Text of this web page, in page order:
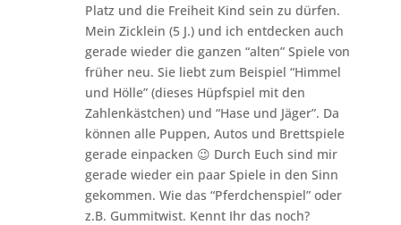
Platz und die Freiheit Kind sein zu dürfen.
Mein Zicklein (5 J.) und ich entdecken auch
gerade wieder die ganzen “alten” Spiele von
früher neu. Sie liebt zum Beispiel “Himmel
und Hölle” (dieses Hüpfspiel mit den
Zahlenkästchen) und “Hase und Jäger”. Da
können alle Puppen, Autos und Brettspiele
gerade einpacken 😉 Durch Euch sind mir
gerade wieder ein paar Spiele in den Sinn
gekommen. Wie das “Pferdchenspiel” oder
z.B. Gummitwist. Kennt Ihr das noch?